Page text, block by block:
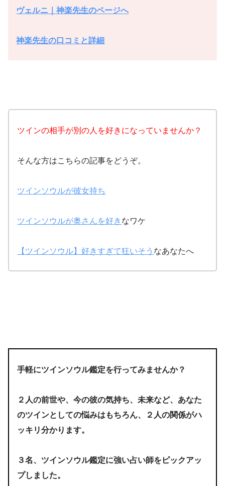
ヴェルニ｜神楽先生のページへ
神楽先生の口コミと詳細
ツインの相手が別の人を好きになっていませんか？
そんな方はこちらの記事をどうぞ。
ツインソウルが彼女持ち
ツインソウルが奥さんを好き なワケ
【ツインソウル】好きすぎて狂いそう なあなたへ
手軽にツインソウル鑑定を行ってみませんか？
２人の前世や、今の彼の気持ち、未来など、あなた
のツインとしての悩みはもちろん、２人の関係がハ
ッキリ分かります。
３名、ツインソウル鑑定に強い占い師をピックアッ
プしました。